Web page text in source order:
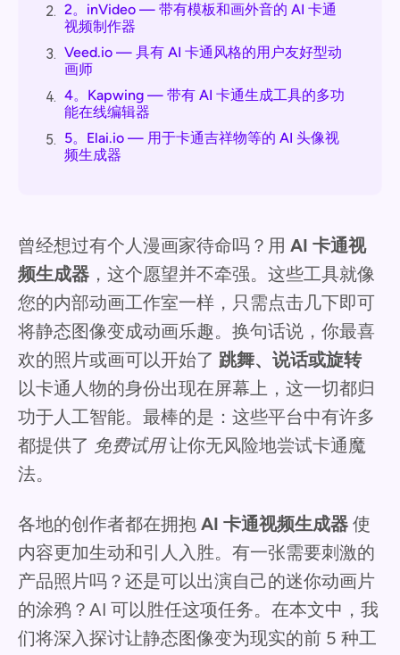
2. 2。inVideo — 带有模板和画外音的 AI 卡通
视频制作器
3. Veed.io — 具有 AI 卡通风格的用户友好型动
画师
4. 4。Kapwing — 带有 AI 卡通生成工具的多功
能在线编辑器
5. 5。Elai.io — 用于卡通吉祥物等的 AI 头像视
频生成器
曾经想过有个人漫画家待命吗？用 AI 卡通视
频生成器 ，这个愿望并不牵强。这些工具就像
您的内部动画工作室一样，只需点击几下即可
将静态图像变成动画乐趣。换句话说，你最喜
欢的照片或画可以开始了 跳舞、说话或旋转
以卡通人物的身份出现在屏幕上，这一切都归
功于人工智能。最棒的是：这些平台中有许多
都提供了 免费试用让你无风险地尝试卡通魔
法。
各地的创作者都在拥抱 AI 卡通视频生成器 使
内容更加生动和引人入胜。有一张需要刺激的
产品照片吗？还是可以出演自己的迷你动画片
的涂鸦？AI 可以胜任这项任务。在本文中，我
们将深入探讨让静态图像变为现实的前 5 种工